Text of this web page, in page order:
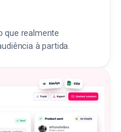
que realmente
à partida.